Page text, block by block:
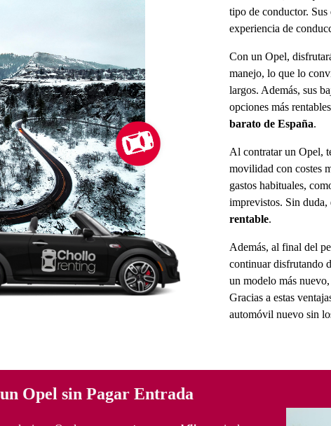
tipo de conductor. Sus
experiencia de
Con un Opel,
manejo, lo que lo
largos. Además, sus
opciones más
barato de España.
Al contratar un Opel,
movilidad con costes
gastos habituales,
imprevistos. Sin duda,
rentable.
Además, al final del
continuar disfrutando
un modelo más
Gracias a estas
automóvil nuevo sin
Opel sin Pagar Entrada